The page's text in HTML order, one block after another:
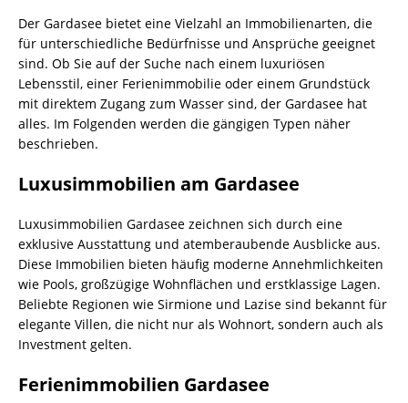
Der Gardasee bietet eine Vielzahl an Immobilienarten, die
für unterschiedliche Bedürfnisse und Ansprüche geeignet
sind. Ob Sie auf der Suche nach einem luxuriösen
Lebensstil, einer Ferienimmobilie oder einem Grundstück
mit direktem Zugang zum Wasser sind, der Gardasee hat
alles. Im Folgenden werden die gängigen Typen näher
beschrieben.
Luxusimmobilien am Gardasee
Luxusimmobilien Gardasee zeichnen sich durch eine
exklusive Ausstattung und atemberaubende Ausblicke aus.
Diese Immobilien bieten häufig moderne Annehmlichkeiten
wie Pools, großzügige Wohnflächen und erstklassige Lagen.
Beliebte Regionen wie Sirmione und Lazise sind bekannt für
elegante Villen, die nicht nur als Wohnort, sondern auch als
Investment gelten.
Ferienimmobilien Gardasee